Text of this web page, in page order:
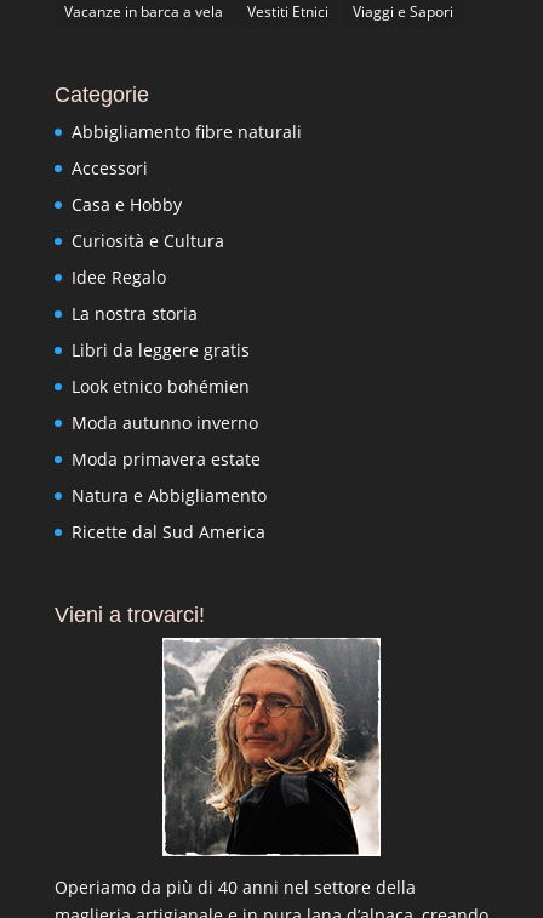
Vacanze in barca a vela
Vestiti Etnici Viaggi e Sapori
Categorie
Abbigliamento fibre naturali
Accessori
Casa e Hobby
Curiosità e Cultura
Idee Regalo
La nostra storia
Libri da leggere gratis
Look etnico bohémien
Moda autunno inverno
Moda primavera estate
Natura e Abbigliamento
Ricette dal Sud America
Vieni a trovarci!
Operiamo da più di 40 anni nel settore della